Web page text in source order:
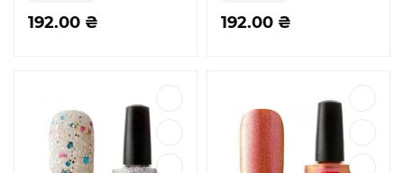
192.00 ₴ 192.00 ₴